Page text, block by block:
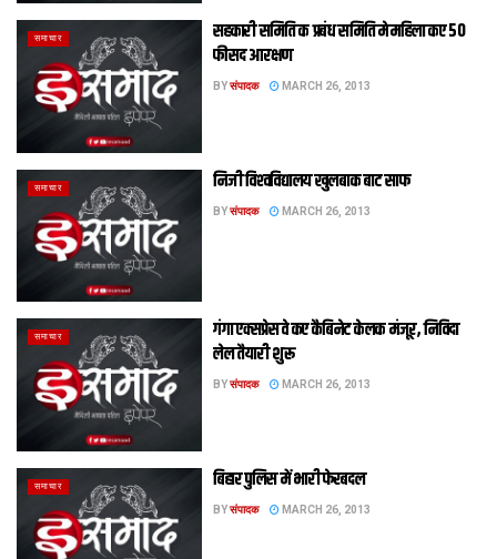
समाचार
सहकारी समिति क प्रबंध समिति मे महिला कए 50
फीसद आरक्षण
BYसंपादक MARCH 26, 2013
समाचार निजी विश्‍वविद्यालय खुलबाक बाट साफ
BYसंपादक MARCH 26, 2013
समाचार
गंगा एक्‍सप्रेस वे कए कैबिनेट केलक मंजूर, निविदा
लेल तैयारी शुरू
BYसंपादक MARCH 26, 2013
समाचार बिहार पुलिस में भारी फेरबदल
BYसंपादक MARCH 26, 2013